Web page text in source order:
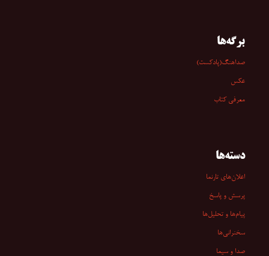
برگه‌ها
صداهنگ(پادکست)
عکس
معرفی کتاب
دسته‌ها
اعلان‌های تارنما
پرسش و پاسخ
پیام‌ها و تحلیل‌ها
سخنرانی‏‏‌ها
صدا و سیما